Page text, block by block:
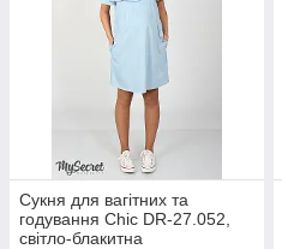
Сукня для вагітних та
годування Chic DR-27.052,
світло-блакитна